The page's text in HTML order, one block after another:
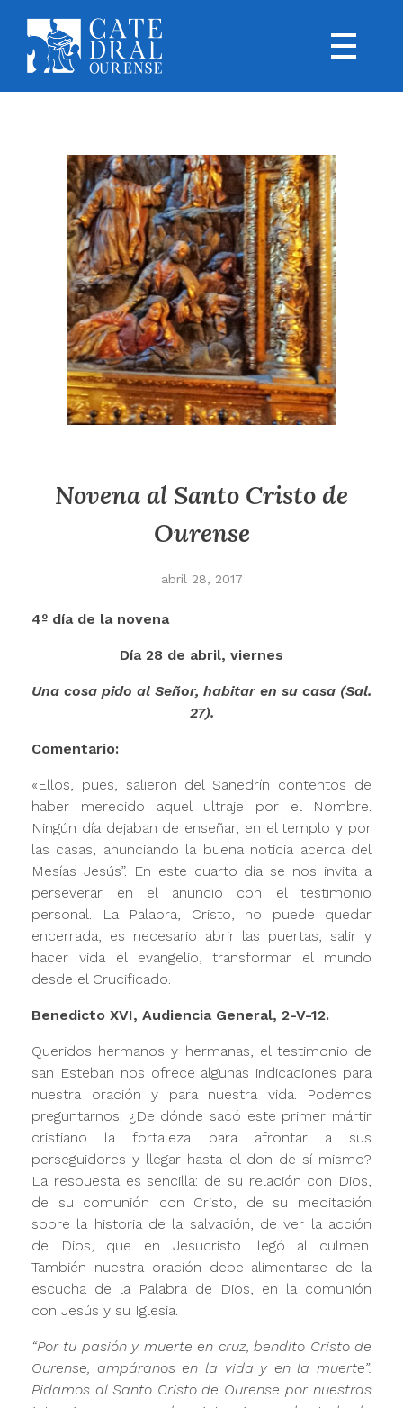
Novena al Santo Cristo de
Ourense
abril 28, 2017
4º día de la novena
Día 28 de abril, viernes
Una cosa pido al Señor, habitar en su casa (Sal.
27).
Comentario:
«Ellos, pues, salieron del Sanedrín contentos de
haber merecido aquel ultraje por el Nombre.
Ningún día dejaban de enseñar, en el templo y por
las casas, anunciando la buena noticia acerca del
Mesías Jesús”. En este cuarto día se nos invita a
perseverar en el anuncio con el testimonio
personal. La Palabra, Cristo, no puede quedar
encerrada, es necesario abrir las puertas, salir y
hacer vida el evangelio, transformar el mundo
desde el Crucificado.
Benedicto XVI, Audiencia General, 2-V-12.
Queridos hermanos y hermanas, el testimonio de
san Esteban nos ofrece algunas indicaciones para
nuestra oración y para nuestra vida. Podemos
preguntarnos: ¿De dónde sacó este primer mártir
cristiano la fortaleza para afrontar a sus
perseguidores y llegar hasta el don de sí mismo?
La respuesta es sencilla: de su relación con Dios,
de su comunión con Cristo, de su meditación
sobre la historia de la salvación, de ver la acción
de Dios, que en Jesucristo llegó al culmen.
También nuestra oración debe alimentarse de la
escucha de la Palabra de Dios, en la comunión
con Jesús y su Iglesia.
“Por tu pasión y muerte en cruz, bendito Cristo de
Ourense, ampáranos en la vida y en la muerte”.
Pidamos al Santo Cristo de Ourense por nuestras